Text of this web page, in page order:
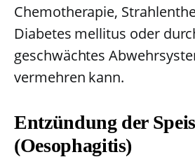
Chemotherapie,
Diabetes mellitus oder
geschwächtes
vermehren kann.
Entzündung der
(Oesophagitis)